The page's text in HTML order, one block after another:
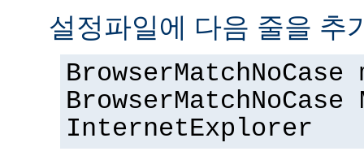
설정파일에 다음 줄을 추
BrowserMatchNoCase
InternetExplorer